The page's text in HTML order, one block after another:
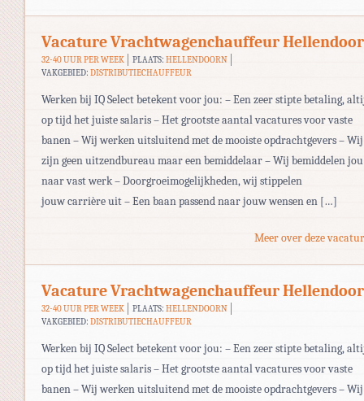
Vacature Vrachtwagenchauffeur
32-40 UUR PER WEEK PLAATS: HELLENDOORN
VAKGEBIED: DISTRIBUTIECHAUFFEUR
Werken bij IQ Select betekent voor jou: – Een zeer stipte betaling,
op tijd het juiste salaris – Het grootste aantal vacatures voor vaste
banen – Wij werken uitsluitend met de mooiste opdrachtgevers – Wij
zijn geen uitzendbureau maar een bemiddelaar – Wij bemiddelen jou
naar vast werk – Doorgroeimogelijkheden, wij stippelen
jouw carrière uit – Een baan passend naar jouw wensen en […]
Meer over deze
Vacature Vrachtwagenchauffeur
32-40 UUR PER WEEK PLAATS: HELLENDOORN
VAKGEBIED: DISTRIBUTIECHAUFFEUR
Werken bij IQ Select betekent voor jou: – Een zeer stipte betaling,
op tijd het juiste salaris – Het grootste aantal vacatures voor vaste
banen – Wij werken uitsluitend met de mooiste opdrachtgevers – Wij